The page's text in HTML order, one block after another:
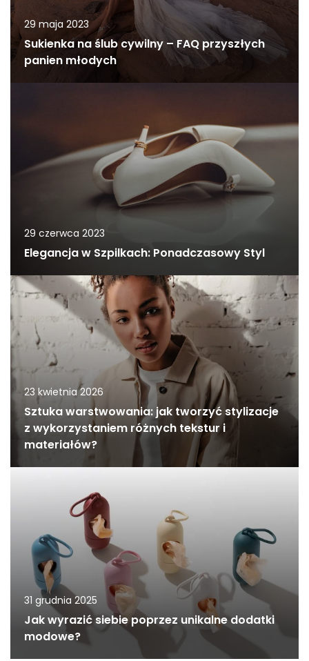
29 maja 2023
Sukienka na ślub cywilny – FAQ przyszłych
panien młodych
29 czerwca 2023
Elegancja w Szpilkach: Ponadczasowy Styl
23 kwietnia 2026
Sztuka warstwowania: jak tworzyć stylizacje
z wykorzystaniem różnych tekstur i
materiałów?
31 grudnia 2025
Jak wyrazić siebie poprzez unikalne dodatki
modowe?